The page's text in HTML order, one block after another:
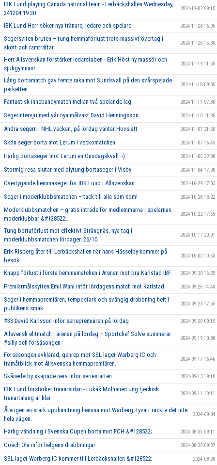
IBK Lund playing Canada national team - Lerbäckshallen Wednesday,
241204 19.30
2024-12-02 09:15
IBK Lund Herr söker nya tränare, ledare och spelare. 2024-11-28 16:05
Segersviten bruten – tung hemmaförlust trots massivt övertag i
skott och ramträffar
2024-11-26 15:30
Herr Allsvenskan förstärker ledarstaben - Erik Höst ny massör och
sjukgymnast
2024-11-19 11:55
Lång bortamatch gav femte raka mot Sundsvall på den svårspelade
parketten
2024-11-18 09:05
Fantastisk innebandymatch mellan två spelande lag 2024-11-11 07:30
Segerintervju med vår nya målvakt David Henningsson. 2024-11-10 11:35
Andra segern i NHL veckan, på lördag väntar Hovslätt 2024-11-07 21:50
Skön seger borta mot Lerum i veckomatchen 2024-11-07 16:45
Härlig bortaseger mot Lerum en Onsdagskväll :-) 2024-11-06 22:38
Stormig resa slutar med blytung bortaseger i Visby 2024-11-04 17:00
Övertygande hemmaseger för IBK Lund i Allsvenskan 2024-10-29 17:03
Seger i moderklubbsmatchen – tack till alla som kom! 2024-10-28 13:22
Moderklubbsmatchen – gratis inträde för medlemmarna i spelarnas
moderklubbar &#128522;.
2024-10-22 17:55
Tung bortaförlust mot effektivt Strängnäs, nya tag i
moderklubbsmatchen lördagen 26/10.
2024-10-17 20:01
Erik Risberg åter till Lerbäckshallen när hans Hässelby kommer på
besök
2024-10-02 10:53
Knapp förlust i första hemmamatchen i Arenan mot bra Karlstad IBF 2024-09-30 16:25
Premiärmålskytten Emil Wahl inför lördagens match mot Karlstad 2024-09-26 14:48
Seger i hemmapremiären, tempostark och svängig drabbning helt i
publikens smak.
2024-09-23 17:55
#33 David Karlsson inför seriepremiären på lördag 2024-09-20 09:15
Allsvensk elitmatch i arenan på lördag – Sportchef Sölve summerar
#silly och försäsongen
2024-09-19 10:30
Försäsongen avklarad, genrep mot SSL laget Warberg IC och
framåtblick mot Allsvenska hemmapremiären.
2024-09-17 16:46
Skånederby skapade nerv inför seriestarten. 2024-09-13 19:10
IBK Lund förstärker tränarsidan - Lukáš Molhanec ung tjeckisk
tränartalang är klar
2024-09-11 10:11
Återigen en stark upphämtning hemma mot Warberg, tyvärr räckte det inte
hela vägen.
2024-09-04
Härlig vändning i Svenska Cupen borta mot FCH &#128522; 2024-08-31 09:11
Coach Ola inför helgens drabbningar 2024-08-30 09:07
SSL laget Warberg IC kommer till Lerbäckshallen &#128522; 2024-08-28